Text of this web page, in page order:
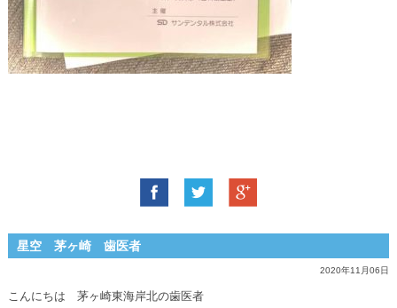
星空 茅ヶ崎 歯医者
2020年11月06日
こんにちは 茅ヶ崎東海岸北の歯医者